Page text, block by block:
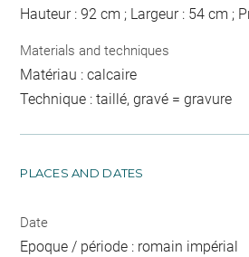
Hauteur : 92 cm ; Largeur : 54 cm ;
Materials and techniques
Matériau : calcaire
Technique : taillé, gravé = gravure
PLACES AND DATES
Date
Epoque / période : romain impérial